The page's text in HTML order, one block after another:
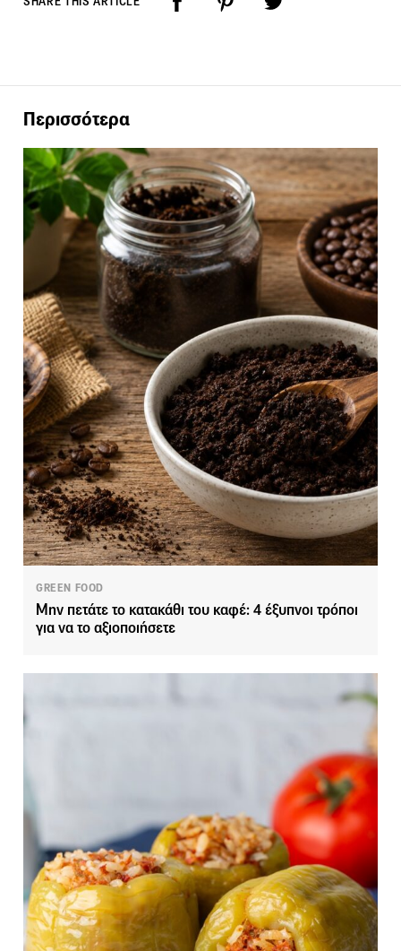
Περισσότερα
GREEN FOOD
Μην πετάτε το κατακάθι του καφέ: 4 έξυπνοι τρόποι
για να το αξιοποιήσετε